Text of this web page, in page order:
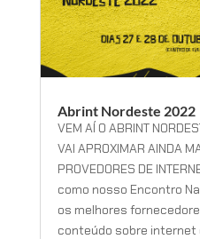
Abrint Nordeste 2022
VEM AÍ O ABRINT
VAI APROXIMAR AINDA
PROVEDORES DE
como nosso Encontro
os melhores
conteúdo sobre internet